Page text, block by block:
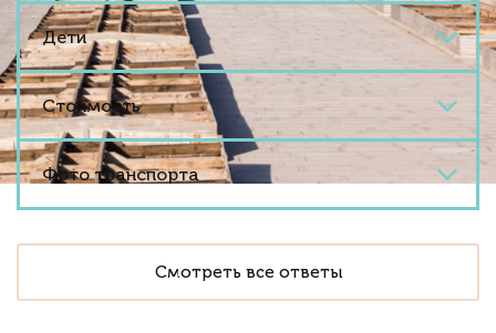
Дети
Стоимость
Фото транспорта
Смотреть все ответы